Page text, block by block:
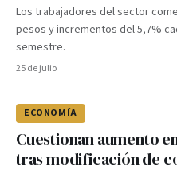
Los trabajadores del sector
pesos y incrementos del 5,7%
semestre.
25 de julio
ECONOMÍA
Cuestionan aumento
tras modificación de